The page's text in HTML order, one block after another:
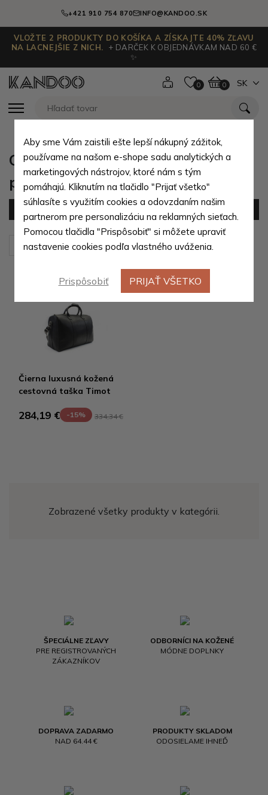
+421 910 754 870 INFO@KANDOO.SK
VLOŽTE 2 PRODUKTY DO KOŠÍKA A ZÍSKAJTE 40% ZĽAVU
NA LACNEJŠIE Z NICH.
+ DARČEK K OBJEDNÁVKAM NAD 60 €
✨
0 0 SK
Cestovné tašky do ruky z
prírodnej pravej kože
(1 produktov)
Zoradiť podľa: Predvolené
Čierna luxusná kožená
cestovná taška Timot
284,19 € -15% 334,34 €
Zobrazené všetky produkty v kategórii.
ŠPECIÁLNE ZĽAVY
PRE REGISTROVANÝCH
ZÁKAZNÍKOV
ODBORNÍCI NA KOŽENÉ
MÓDNE DOPLNKY
DOPRAVA ZADARMO
NAD 64.44 €
PRODUKTY SKLADOM
ODOSIELAME IHNEĎ
Aby sme Vám zaistili ešte lepší nákupný zážitok,
používame na našom e-shope sadu analytických a
marketingových nástrojov, ktoré nám s tým
pomáhajú. Kliknutím na tlačidlo "Prijať všetko"
súhlasíte s využitím cookies a odovzdaním našim
partnerom pre personalizáciu na reklamných sieťach.
Pomocou tlačidla "Prispôsobiť" si môžete upraviť
nastavenie cookies podľa vlastného uváženia.
Prispôsobiť PRIJAŤ VŠETKO